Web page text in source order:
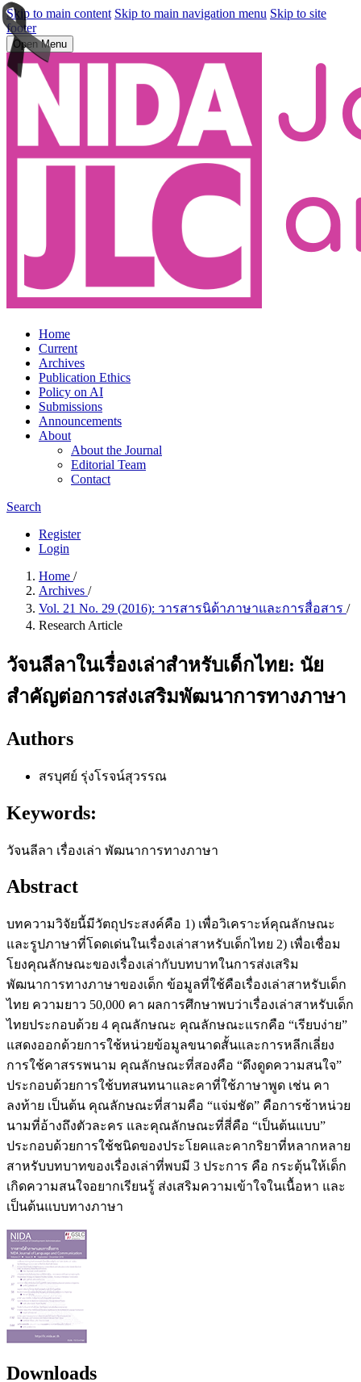
Skip to main content Skip to main navigation menu Skip to site
footer
Open Menu
Home
Current
Archives
Publication Ethics
Policy on AI
Submissions
Announcements
About
About the Journal
Editorial Team
Contact
Search
Register
Login
Home /
Archives /
Vol. 21 No. 29 (2016): วารสารนิด้าภาษาและการสื่อสาร /
Research Article
วัจนลีลาในเรื่องเล่าสำหรับเด็กไทย: นัย
สำคัญต่อการส่งเสริมพัฒนาการทางภาษา
Authors
สรบุศย์ รุ่งโรจน์สุวรรณ
Keywords:
วัจนลีลา เรื่องเล่า พัฒนาการทางภาษา
Abstract
บทความวิจัยนี้มีวัตถุประสงค์คือ 1) เพื่อวิเคราะห์คุณลักษณะ
และรูปภาษาที่โดดเด่นในเรื่องเล่าสาหรับเด็กไทย 2) เพื่อเชื่อม
โยงคุณลักษณะของเรื่องเล่ากับบทบาทในการส่งเสริม
พัฒนาการทางภาษาของเด็ก ข้อมูลที่ใช้คือเรื่องเล่าสาหรับเด็ก
ไทย ความยาว 50,000 คา ผลการศึกษาพบว่าเรื่องเล่าสาหรับเด็ก
ไทยประกอบด้วย 4 คุณลักษณะ คุณลักษณะแรกคือ “เรียบง่าย”
แสดงออกด้วยการใช้หน่วยข้อมูลขนาดสั้นและการหลีกเลี่ยง
การใช้คาสรรพนาม คุณลักษณะที่สองคือ “ดึงดูดความสนใจ”
ประกอบด้วยการใช้บทสนทนาและคาที่ใช้ภาษาพูด เช่น คา
ลงท้าย เป็นต้น คุณลักษณะที่สามคือ “แจ่มชัด” คือการซ้าหน่วย
นามที่อ้างถึงตัวละคร และคุณลักษณะที่สี่คือ “เป็นต้นแบบ”
ประกอบด้วยการใช้ชนิดของประโยคและคากริยาที่หลากหลาย
สาหรับบทบาทของเรื่องเล่าที่พบมี 3 ประการ คือ กระตุ้นให้เด็ก
เกิดความสนใจอยากเรียนรู้ ส่งเสริมความเข้าใจในเนื้อหา และ
เป็นต้นแบบทางภาษา
Downloads